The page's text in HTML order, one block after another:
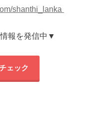
shanthi_lanka
報を発信中▼
ェック